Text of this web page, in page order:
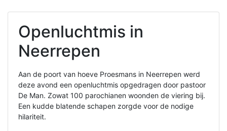
Openluchtmis in
Neerrepen
Aan de poort van hoeve Proesmans in Neerrepen werd
deze avond een openluchtmis opgedragen door pastoor
De Man. Zowat 100 parochianen woonden de viering bij.
Een kudde blatende schapen zorgde voor de nodige
hilariteit.